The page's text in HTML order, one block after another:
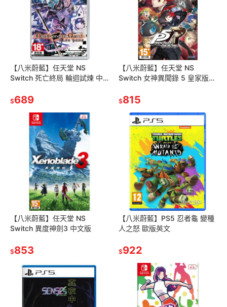
【八米蔚藍】任天堂 NS
Switch 死亡終局 輪迴試煉 中
$689
【八米蔚藍】任天堂 NS
Switch 女神異聞錄 5 皇家版
$815
【八米蔚藍】任天堂 NS
Switch 異度神劍3 中文版
$853
【八米蔚藍】PS5 忍者龜 變種
人之怒 歐版英文
$922